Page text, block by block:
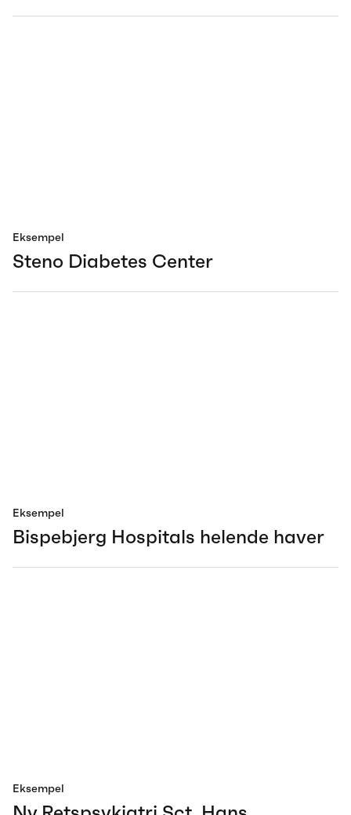
Eksempel
Steno Diabetes Center
Eksempel
Bispebjerg Hospitals helende haver
Eksempel